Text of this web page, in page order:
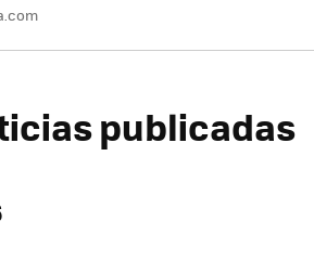
publicadas